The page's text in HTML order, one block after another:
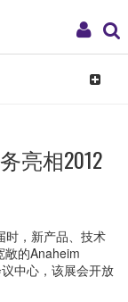
My
Toggle
亮相2012
时，新产品、技术
敞的Anaheim
中心，该展会开放